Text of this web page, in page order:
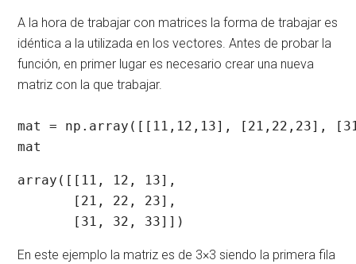
A la hora de trabajar con matrices la forma de trabajar es
idéntica a la utilizada en los vectores. Antes de probar la
función, en primer lugar es necesario crear una nueva
matriz con la que trabajar.
mat = np.array([[11,12,13], [21,22,23],
mat
array([[11, 12, 13],
En este ejemplo la matriz es de 3×3 siendo la primera fila